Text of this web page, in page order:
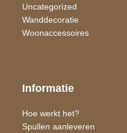
Uncategorized
Wand​decoratie
Woon​accessoires
Informatie
Hoe werkt het?
Spullen aanleveren